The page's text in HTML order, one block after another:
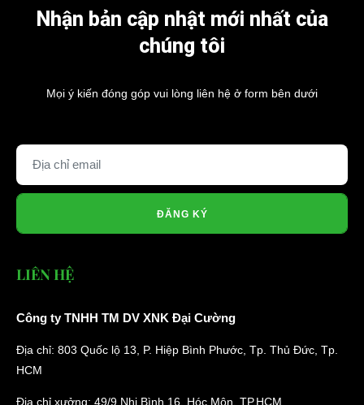
Nhận bản cập nhật mới nhất của
chúng tôi
Mọi ý kiến đóng góp vui lòng liên hệ ở form bên dưới
ĐĂNG KÝ
LIÊN HỆ
Công ty TNHH TM DV XNK Đại Cường
Địa chỉ: 803 Quốc lộ 13, P. Hiệp Bình Phước, Tp. Thủ Đức, Tp.
HCM
Địa chỉ xưởng: 49/9 Nhị Bình 16, Hóc Môn, TP.HCM